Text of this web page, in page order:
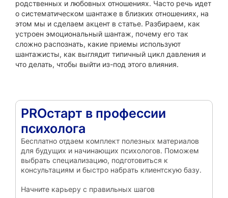
родственных и любовных отношениях. Часто речь идет
о систематическом шантаже в близких отношениях, на
этом мы и сделаем акцент в статье. Разбираем, как
устроен эмоциональный шантаж, почему его так
сложно распознать, какие приемы используют
шантажисты, как выглядит типичный цикл давления и
что делать, чтобы выйти из-под этого влияния.
PROстарт в профессии
психолога
Бесплатно отдаем комплект полезных материалов
для будущих и начинающих психологов. Поможем
выбрать специализацию, подготовиться к
консультациям и быстро набрать клиентскую базу.
Начните карьеру с правильных шагов